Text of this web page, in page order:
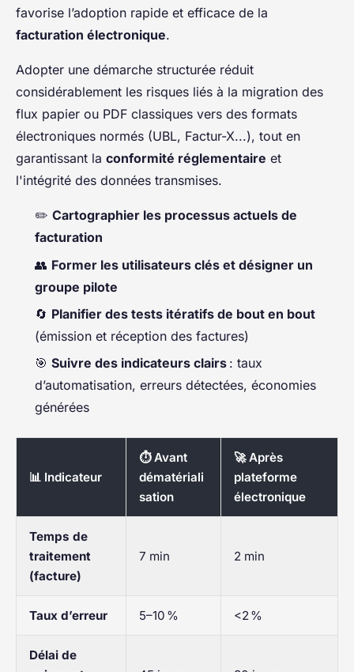
favorise l’adoption rapide et efficace de la
facturation électronique.
Adopter une démarche structurée réduit
considérablement les risques liés à la migration des
flux papier ou PDF classiques vers des formats
électroniques normés (UBL, Factur-X...), tout en
garantissant la conformité réglementaire et
l'intégrité des données transmises.
✏️ Cartographier les processus actuels de
facturation
👥 Former les utilisateurs clés et désigner un
groupe pilote
🔄 Planifier des tests itératifs de bout en bout
(émission et réception des factures)
🎯 Suivre des indicateurs clairs : taux
d’automatisation, erreurs détectées, économies
générées
📊 Indicateur
⏱️ Avant
dématériali
sation
🚀 Après
plateforme
électronique
Temps de
traitement
(facture)
7 min 2 min
Taux d’erreur 5–10 % <2 %
Délai de